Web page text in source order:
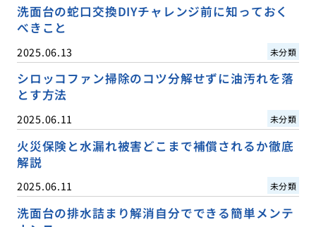
洗面台の蛇口交換DIYチャレンジ前に知っておく
べきこと
2025.06.13 未分類
シロッコファン掃除のコツ分解せずに油汚れを落
とす方法
2025.06.11 未分類
火災保険と水漏れ被害どこまで補償されるか徹底
解説
2025.06.11 未分類
洗面台の排水詰まり解消自分でできる簡単メンテ